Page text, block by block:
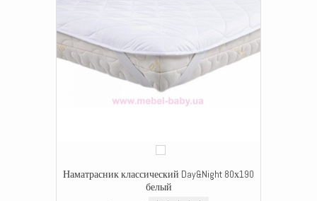
Наматрасник классический Day&Night 80х190
белый